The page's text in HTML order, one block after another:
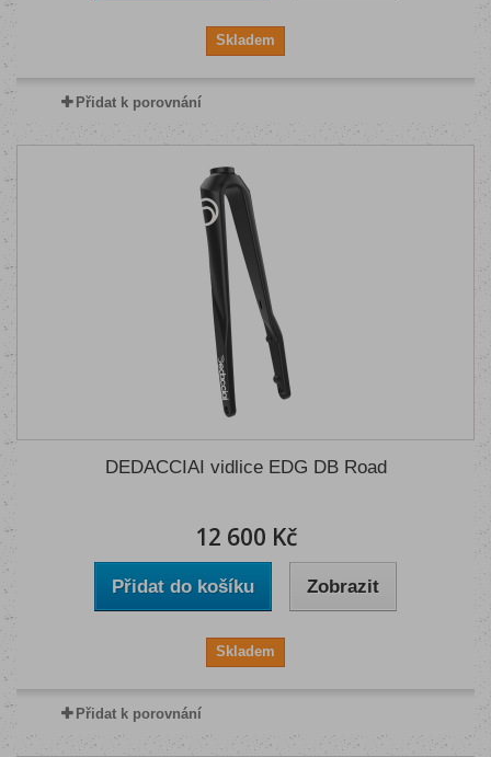
Skladem
Přidat k porovnání
DEDACCIAI vidlice EDG DB Road
12 600 Kč
Přidat do košíku Zobrazit
Skladem
Přidat k porovnání